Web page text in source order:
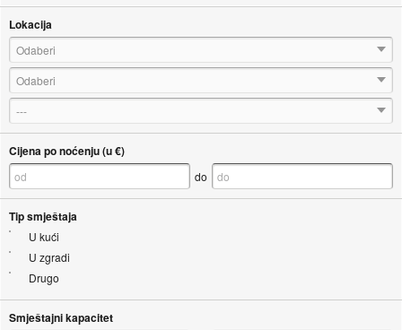
Lokacija
Odaberi
Odaberi
---
Cijena po noćenju (u €)
do
Tip smještaja
U kući
U zgradi
Drugo
Smještajni kapacitet